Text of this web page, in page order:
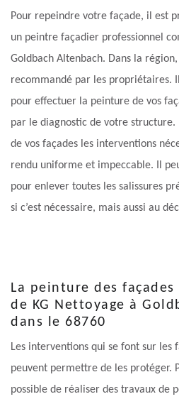
Pour repeindre votre façade, il est
un peintre façadier professionnel
Goldbach Altenbach. Dans la région,
recommandé par les propriétaires.
pour effectuer la peinture de vos
par le diagnostic de votre
de vos façades les interventions
rendu uniforme et impeccable. Il
pour enlever toutes les salissures
si c’est nécessaire, mais aussi au
La peinture des
de KG Nettoyage à
dans le 68760
Les interventions qui se font sur les
peuvent permettre de les protéger.
possible de réaliser des travaux de